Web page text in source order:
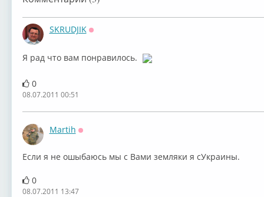
SKRUDJIK
Я рад что вам понравилось.
0
08.07.2011 00:51
Martih
Если я не ошыбаюсь мы с Вами земляки я сУкраины.
0
08.07.2011 13:47